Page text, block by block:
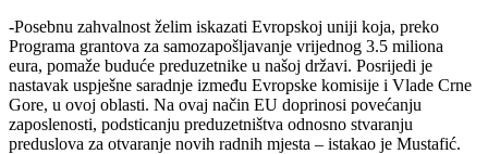
-Posebnu zahvalnost želim iskazati Evropskoj uniji koja, preko
Programa grantova za samozapošljavanje vrijednog 3.5 miliona
eura, pomaže buduće preduzetnike u našoj državi. Posrijedi je
nastavak uspješne saradnje između Evropske komisije i Vlade Crne
Gore, u ovoj oblasti. Na ovaj način EU doprinosi povećanju
zaposlenosti, podsticanju preduzetništva odnosno stvaranju
preduslova za otvaranje novih radnih mjesta – istakao je Mustafić.